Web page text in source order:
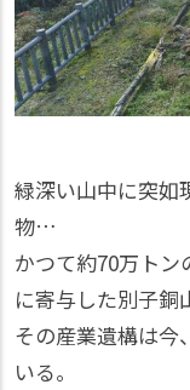
緑深い山中に突如
物…
かつて約70万ト
に寄与した別子銅
その産業遺構は今
いる。